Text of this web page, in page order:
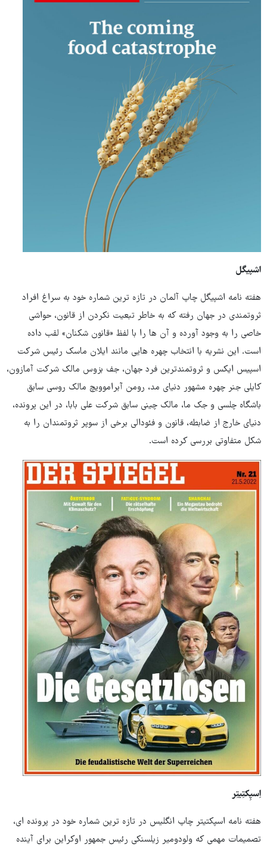
اشپیگل
هفته نامه اشپیگل چاپ آلمان در تازه ترین شماره خود به سراغ افراد
ثروتمندی در جهان رفته که به خاطر تبعیت نکردن از قانون، حواشی
خاصی را به وجود آورده و آن ها را با لفظ «قانون شکنان» لقب داده
است. این نشریه با انتخاب چهره هایی مانند ایلان ماسک رئیس شرکت
اسپیس ایکس و ثروتمندترین فرد جهان، جف بزوس مالک شرکت آمازون،
کایلی جنر چهره مشهور دنیای مد، رومن آبراموویچ مالک روسی سابق
باشگاه چلسی و جک ما، مالک چینی سابق شرکت علی بابا، در این پرونده،
دنیای خارج از ضابطه، قانون و فئودالی برخی از سوپر ثروتمندان را به
شکل متفاوتی بررسی کرده است.
اِسپِکتِیتِر
هفته نامه اسپکتیتر چاپ انگلیس در تازه ترین شماره خود در پرونده ای،
تصمیمات مهمی که ولودومیر زیلسنکی رئیس جمهور اوکراین برای آینده